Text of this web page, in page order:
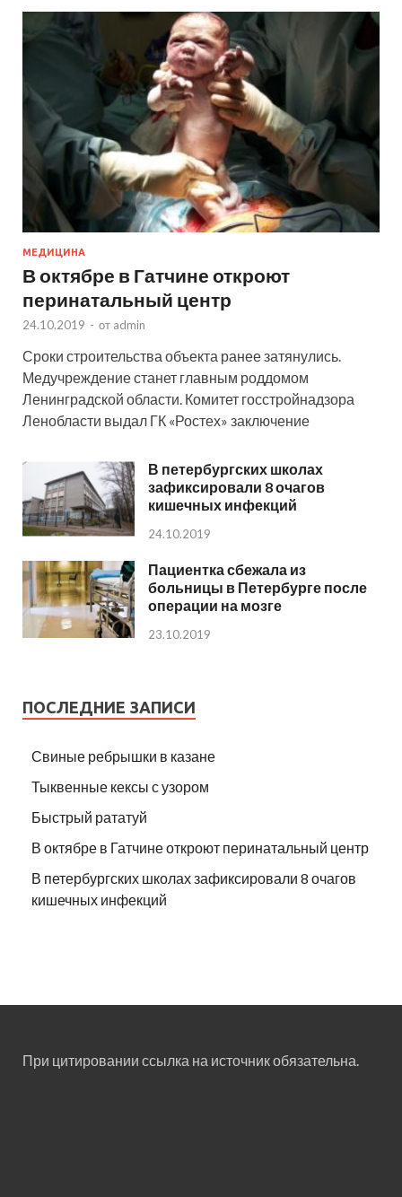
МЕДИЦИНА
В октябре в Гатчине откроют
перинатальный центр
24.10.2019 - от admin
Сроки строительства объекта ранее затянулись.
Медучреждение станет главным роддомом
Ленинградской области. Комитет госстройнадзора
Ленобласти выдал ГК «Ростех» заключение
В петербургских школах
зафиксировали 8 очагов
кишечных инфекций
24.10.2019
Пациентка сбежала из
больницы в Петербурге после
операции на мозге
23.10.2019
ПОСЛЕДНИЕ ЗАПИСИ
Свиные ребрышки в казане
Тыквенные кексы с узором
Быстрый рататуй
В октябре в Гатчине откроют перинатальный центр
В петербургских школах зафиксировали 8 очагов
кишечных инфекций
При цитировании ссылка на источник обязательна.